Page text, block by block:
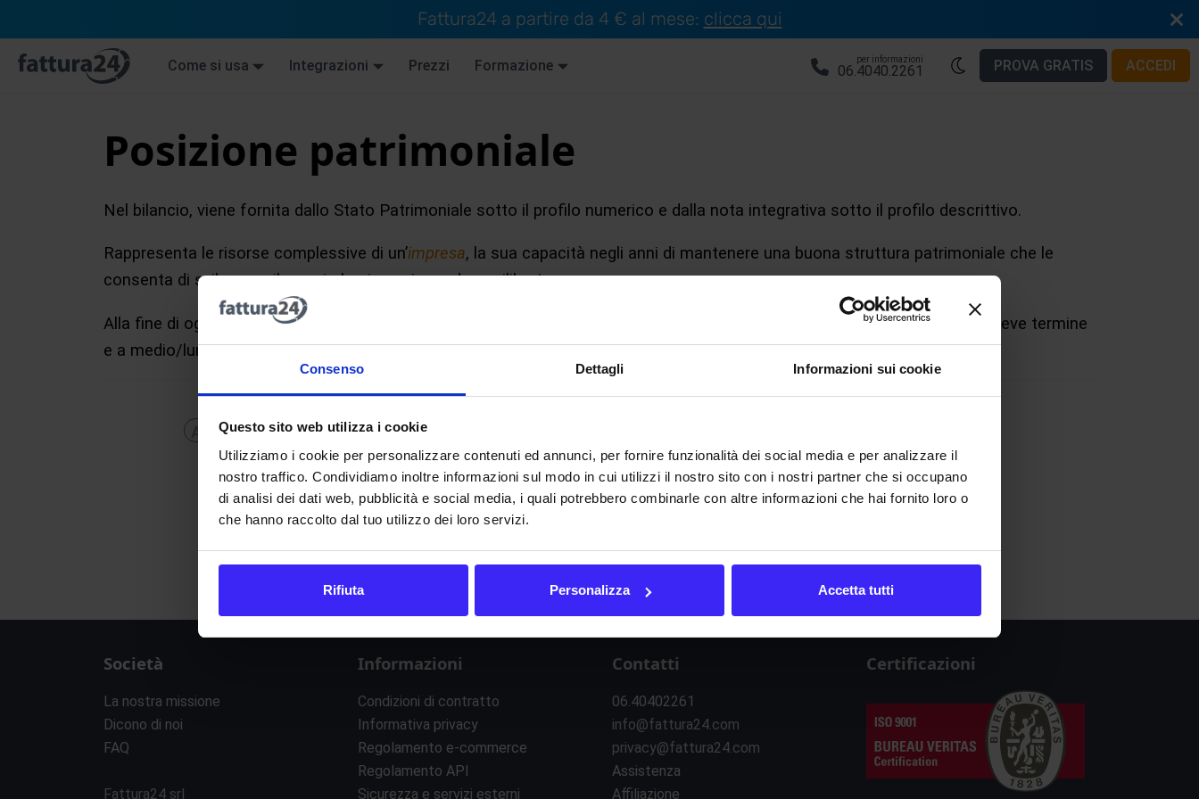
Consenso Dettagli Informazioni sui cookie
Questo sito web utilizza i cookie
Utilizziamo i cookie per personalizzare contenuti ed annunci, per fornire funzionalità dei social media e per analizzare il
nostro traffico. Condividiamo inoltre informazioni sul modo in cui utilizzi il nostro sito con i nostri partner che si occupano
di analisi dei dati web, pubblicità e social media, i quali potrebbero combinarle con altre informazioni che hai fornito loro o
che hanno raccolto dal tuo utilizzo dei loro servizi.
Rifiuta Personalizza Accetta tutti
Fattura24 a partire da 4 € al mese: clicca qui
Come si usa Integrazioni Prezzi Formazione per informazioni
06.4040.2261 PROVA GRATIS ACCEDI
Posizione patrimoniale
Nel bilancio, viene fornita dallo Stato Patrimoniale sotto il profilo numerico e dalla nota integrativa sotto il profilo descrittivo.
Rappresenta le risorse complessive di un’impresa, la sua capacità negli anni di mantenere una buona struttura patrimoniale che le
consenta di sviluppare il proprio business in modo equilibrato.
Alla fine di ogni esercizio contabile avremo il valore dell’azienda (
), il totale dei debiti, suddivisi in debiti a breve termine
e a medio/lungo termine (passività) ed il totale dell’attivo (attività).
B C D E F G H I
Società
La nostra missione
Dicono di noi
FAQ
Fattura24 srl
Informazioni
Condizioni di contratto
Informativa privacy
Regolamento e-commerce
Regolamento API
Sicurezza e servizi esterni
Contatti
06.40402261
info@fattura24.com
privacy@fattura24.com
Assistenza
Affiliazione
Certificazioni